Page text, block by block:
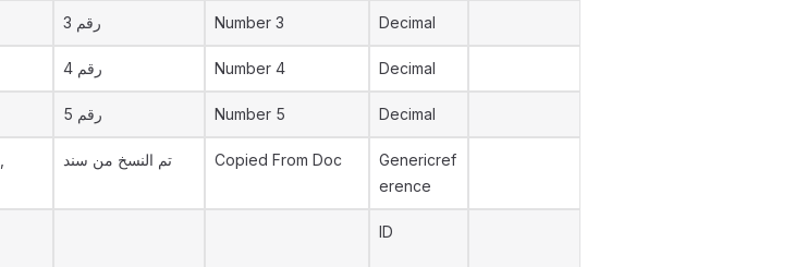
رقم 3 Number 3 Decimal
رقم 4 Number 4 Decimal
رقم 5 Number 5 Decimal
تم النسخ من سند Copied From Doc
Genericref
erence
ID